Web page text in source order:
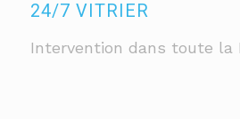
24/7 VITRIER
Intervention dans toute la